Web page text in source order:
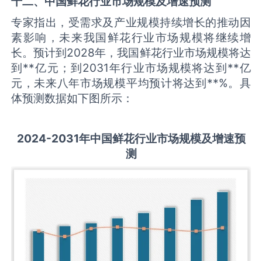
专家指出，受需求及产业规模持续增长的推动因
素影响，未来我国鲜花行业市场规模将继续增
长。预计到2028年，我国鲜花行业市场规模将达
到**亿元；到2031年行业市场规模将达到**亿
元，未来八年市场规模平均预计将达到**%。具
体预测数据如下图所示：
2024-2031年中国鲜花行业市场规模及增速预
测